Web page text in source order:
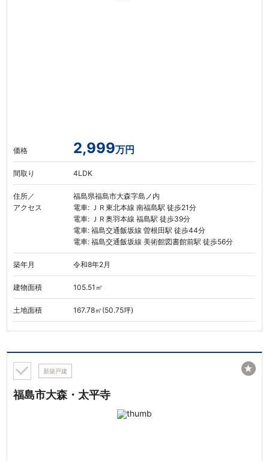
価格 2,999万円
間取り 4LDK
住所／
アクセス
福島県福島市大森字島ノ内
電車: ＪＲ東北本線 南福島駅 徒歩21分
電車: ＪＲ奥羽本線 福島駅 徒歩39分
電車: 福島交通飯坂線 曽根田駅 徒歩44分
電車: 福島交通飯坂線 美術館図書館前駅 徒歩56分
築年月 令和8年2月
建物面積 105.51㎡
土地面積 167.78㎡(50.75坪)
新築戸建
福島市大森・太平寺
★